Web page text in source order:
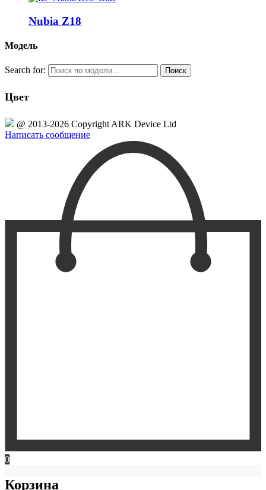
Nubia Z18
Модель
Search for:
Цвет
@ 2013-2026 Copyright ARK Device Ltd
Написать сообщение
0
Корзина